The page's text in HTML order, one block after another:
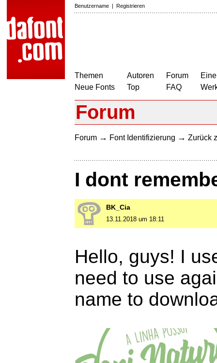
Benutzername | Registrieren
Themen
Neue Fonts
Autoren
Top
Forum
FAQ
Forum
Forum → Font Identifizierung → Zurück
I dont
BK_Cia
13.11.2018 um 18:11
Hello, guys! I
need to use
name to